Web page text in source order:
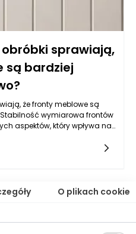
sprawiają,
są bardziej
że fronty meblowe są
wymiarowa frontów
aspektów, który wpływa na
O plikach cookie